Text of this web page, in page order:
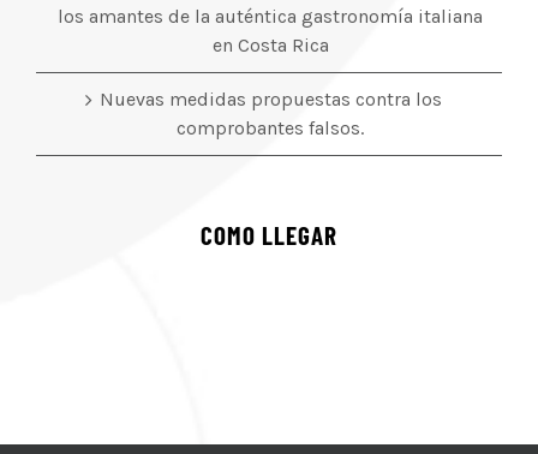
los amantes de la auténtica gastronomía italiana
en Costa Rica
Nuevas medidas propuestas contra los
comprobantes falsos.
COMO LLEGAR